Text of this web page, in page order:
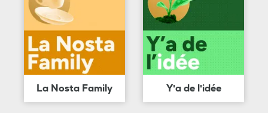
La Nosta Family Y'a de l'idée